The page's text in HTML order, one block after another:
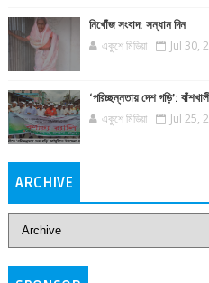
নিখোঁজ সংবাদ: সন্ধান দিন
একুশে মিডিয়া Jul 30,
‘পরিচ্ছন্নতায় দেশ গড়ি’:
একুশে মিডিয়া Jul 25,
ARCHIVE